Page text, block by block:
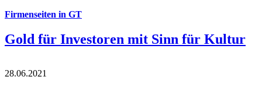
Firmenseiten in GT
Gold für Investoren mit Sinn für Kultur
28.06.2021